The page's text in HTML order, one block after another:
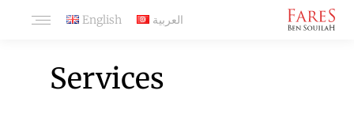
English العربية
Services